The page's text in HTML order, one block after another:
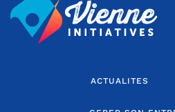
ACTUALITES